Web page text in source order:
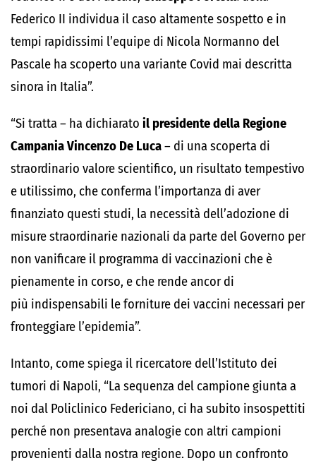
Federico II individua il caso altamente sospetto e in
tempi rapidissimi l’equipe di Nicola Normanno del
Pascale ha scoperto una variante Covid mai descritta
sinora in Italia”.
“Si tratta – ha dichiarato il presidente della Regione
Campania Vincenzo De Luca– di una scoperta di
straordinario valore scientifico, un risultato tempestivo
e utilissimo, che conferma l’importanza di aver
finanziato questi studi, la necessità dell’adozione di
misure straordinarie nazionali da parte del Governo per
non vanificare il programma di vaccinazioni che è
pienamente in corso, e che rende ancor di
più indispensabili le forniture dei vaccini necessari per
fronteggiare l’epidemia”.
Intanto, come spiega il ricercatore dell’Istituto dei
tumori di Napoli, “La sequenza del campione giunta a
noi dal Policlinico Federiciano, ci ha subito insospettiti
perché non presentava analogie con altri campioni
provenienti dalla nostra regione. Dopo un confronto